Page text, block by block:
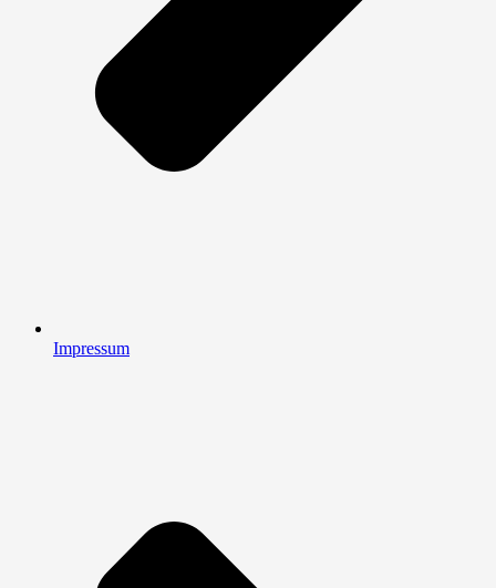
Impressum